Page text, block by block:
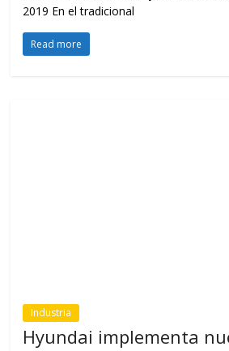
Read more
Volkswagen premia la
su red comercial